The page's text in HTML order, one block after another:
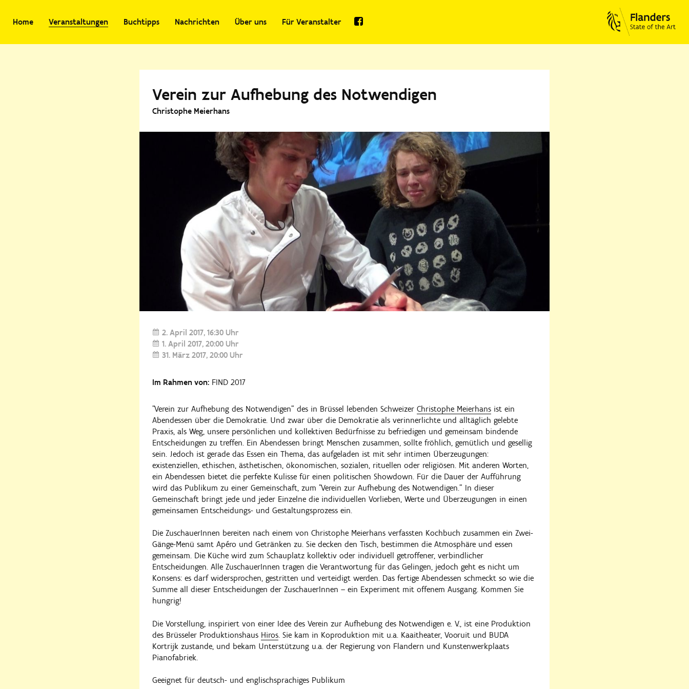
Home Veranstaltungen Buchtipps Nachrichten Über uns Für Veranstalter
Verein zur Aufhebung des Notwendigen
Christophe Meierhans
2. April 2017 16:30 Uhr
1. April 2017 20:00 Uhr
31. März 2017 20:00 Uhr
Im Rahmen von: FIND 2017
"Verein zur Aufhebung des Notwendigen" des in Brüssel lebenden Schweizer Christophe Meierhans ist ein
Abendessen über die Demokratie. Und zwar über die Demokratie als verinnerlichte und alltäglich gelebte
Praxis, als Weg, unsere persönlichen und kollektiven Bedürfnisse zu befriedigen und gemeinsam bindende
Entscheidungen zu treffen. Ein Abendessen bringt Menschen zusammen, sollte fröhlich, gemütlich und gesellig
sein. Jedoch ist gerade das Essen ein Thema, das aufgeladen ist mit sehr intimen Überzeugungen:
existenziellen, ethischen, ästhetischen, ökonomischen, sozialen, rituellen oder religiösen. Mit anderen Worten,
ein Abendessen bietet die perfekte Kulisse für einen politischen Showdown. Für die Dauer der Aufführung
wird das Publikum zu einer Gemeinschaft, zum "Verein zur Aufhebung des Notwendigen." In dieser
Gemeinschaft bringt jede und jeder Einzelne die individuellen Vorlieben, Werte und Überzeugungen in einen
gemeinsamen Entscheidungs- und Gestaltungsprozess ein.
Die ZuschauerInnen bereiten nach einem von Christophe Meierhans verfassten Kochbuch zusammen ein Zwei-
Gänge-Menü samt Apéro und Getränken zu. Sie decken den Tisch, bestimmen die Atmosphäre und essen
gemeinsam. Die Küche wird zum Schauplatz kollektiv oder individuell getroffener, verbindlicher
Entscheidungen. Alle ZuschauerInnen tragen die Verantwortung für das Gelingen, jedoch geht es nicht um
Konsens: es darf widersprochen, gestritten und verteidigt werden. Das fertige Abendessen schmeckt so wie die
Summe all dieser Entscheidungen der ZuschauerInnen – ein Experiment mit offenem Ausgang. Kommen Sie
hungrig!
Die Vorstellung, inspiriert von einer Idee des Verein zur Aufhebung des Notwendigen e. V., ist eine Produktion
des Brüsseler Produktionshaus Hiros . Sie kam in Koproduktion mit u.a. Kaaitheater, Vooruit und BUDA
Kortrijk zustande, und bekam Unterstützung u.a. der Regierung von Flandern und Kunstenwerkplaats
Pianofabriek.
Geeignet für deutsch- und englischsprachiges Publikum